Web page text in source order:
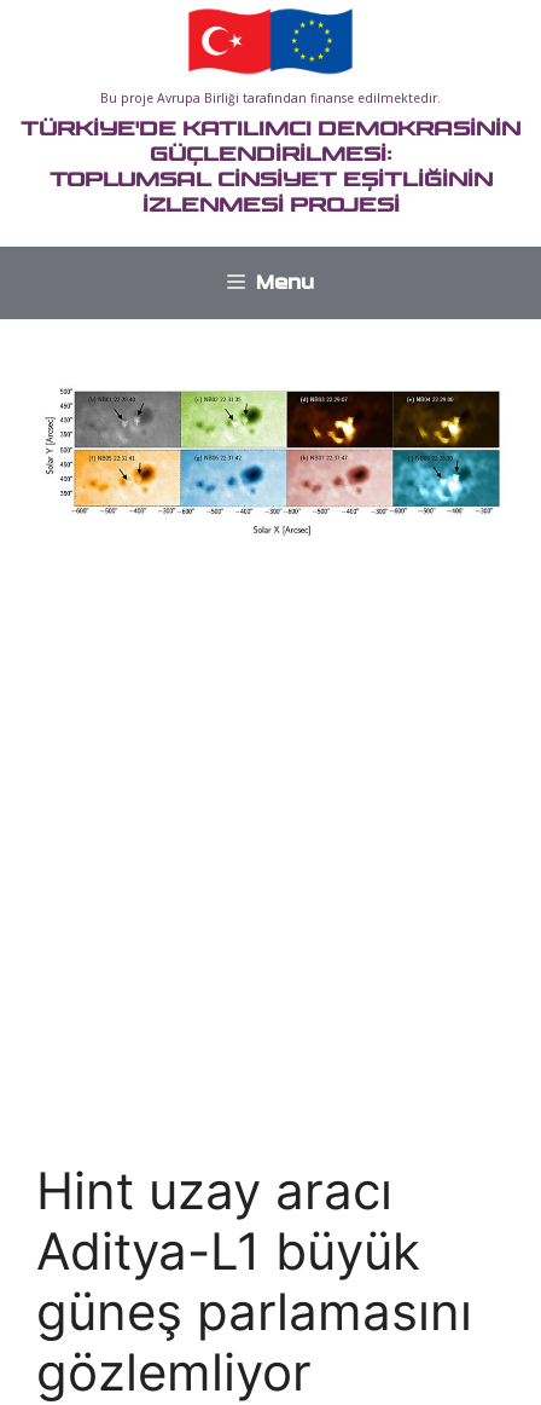
Bu proje Avrupa Birliği tarafından finanse edilmektedir.
TÜRKİYE'DE KATILIMCI DEMOKRASİNİN
GÜÇLENDİRİLMESİ:
TOPLUMSAL CİNSİYET EŞİTLİĞİNİN
İZLENMESİ PROJESİ
Menu
Hint uzay aracı
Aditya-L1 büyük
güneş parlamasını
gözlemliyor